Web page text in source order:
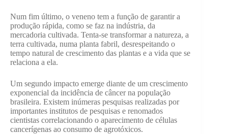
Num fim último, o veneno tem a função de garantir a
produção rápida, como se faz na indústria, da
mercadoria cultivada. Tenta-se transformar a natureza, a
terra cultivada, numa planta fabril, desrespeitando o
tempo natural de crescimento das plantas e a vida que se
relaciona a ela.
Um segundo impacto emerge diante de um crescimento
exponencial da incidência de câncer na população
brasileira. Existem inúmeras pesquisas realizadas por
importantes institutos de pesquisas e renomados
cientistas correlacionando o aparecimento de células
cancerígenas ao consumo de agrotóxicos.